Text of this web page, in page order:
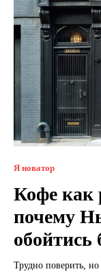
Я новатор
Кофе как
почему
обойтись
Трудно поверить, но